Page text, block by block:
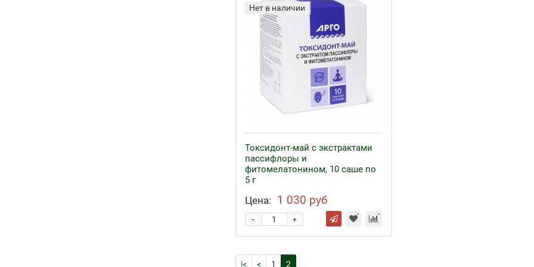
Нет в наличии
Токсидонт-май с экстрактами
пассифлоры и
фитомелатонином, 10 саше по
5 г
Цена: 1 030 руб
+
-
|< < 1 2